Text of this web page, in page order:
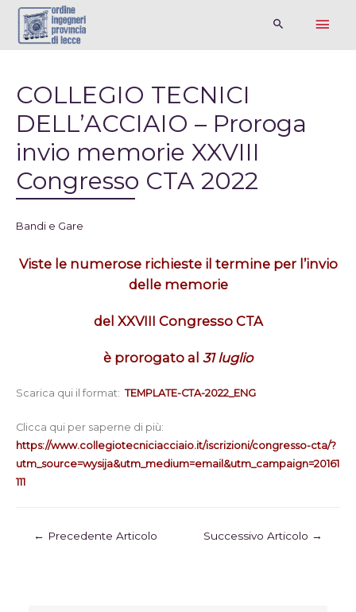
COLLEGIO TECNICI
DELL’ACCIAIO – Proroga
invio memorie XXVIII
Congresso CTA 2022
Bandi e Gare
Viste le numerose richiesteil termine per l’invio
delle memorie
del XXVIII Congresso CTA
è prorogato al 31 luglio
Scarica qui il format: TEMPLATE-CTA-2022_ENG
Clicca qui per saperne di più:
https://www.collegiotecniciacciaio.it/iscrizioni/congresso-cta/?
utm_source=wysija&utm_medium=email&utm_campaign=20161
111
← Precedente Articolo Successivo Articolo →